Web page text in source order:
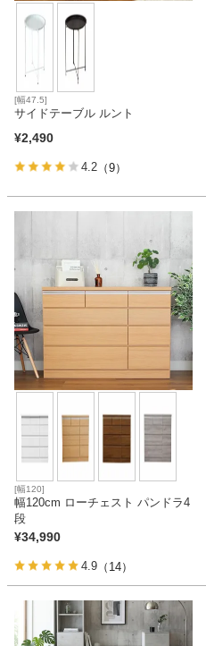
タワー
[幅47.5]
サイドテーブル ルント
¥2,490
4.2 （9）
[幅120]
幅120cm ローチェスト パンドラ4
段
¥34,990
4.9 （14）